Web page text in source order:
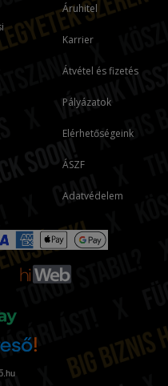
Áruhitel
Karrier
Átvétel és fizetés
Pályázatok
Elérhetőségeink
ÁSZF
Adatvédelem